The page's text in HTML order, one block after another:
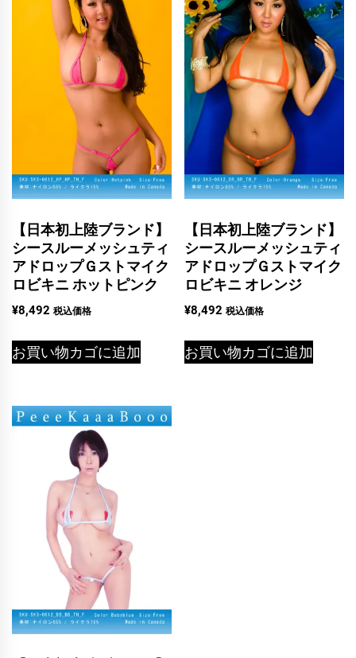
【日本初上陸ブランド】
シースルーメッシュティ
アドロップＧストマイク
ロビキニ ホットピンク
¥8,492 税込価格
お買い物カゴに追加
【日本初上陸ブランド】
シースルーメッシュティ
アドロップＧストマイク
ロビキニ オレンジ
¥8,492 税込価格
お買い物カゴに追加